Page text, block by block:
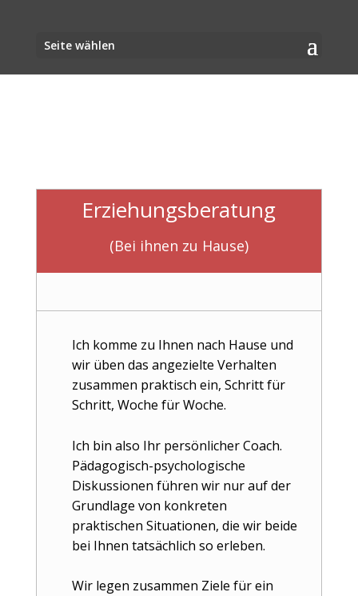
Seite wählen
Erziehungsberatung
(Bei ihnen zu Hause)
Ich komme zu Ihnen nach Hause und
wir üben das angezielte Verhalten
zusammen praktisch ein, Schritt für
Schritt, Woche für Woche.
Ich bin also Ihr persönlicher Coach.
Pädagogisch-psychologische
Diskussionen führen wir nur auf der
Grundlage von konkreten
praktischen Situationen, die wir beide
bei Ihnen tatsächlich so erleben.
Wir legen zusammen Ziele für ein